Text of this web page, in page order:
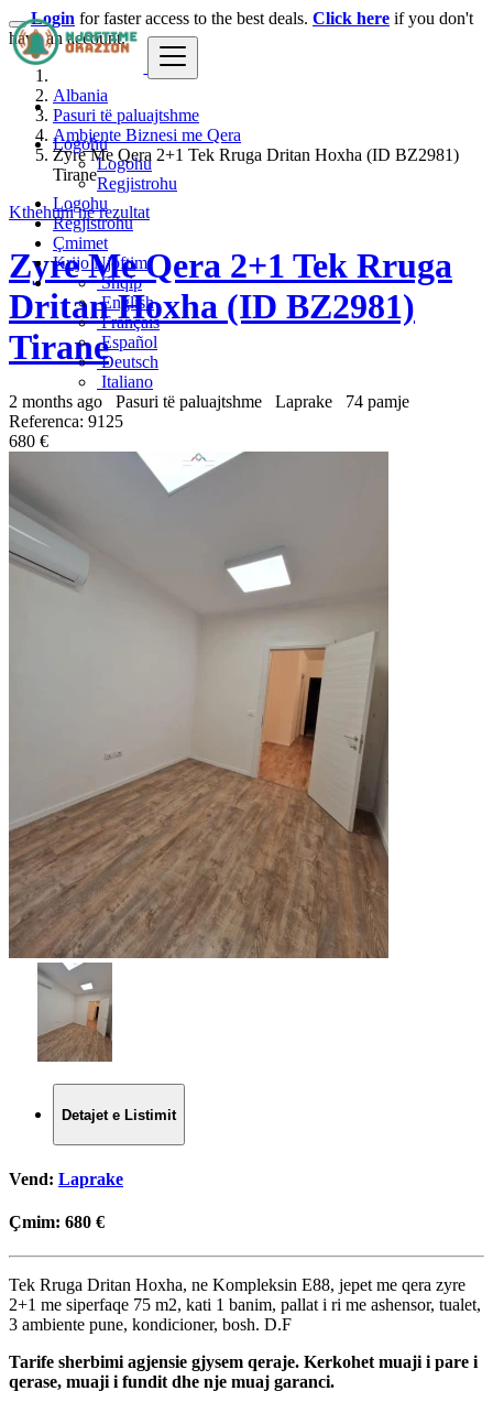
Logohu
Logohu
Regjistrohu
Logohu
Regjistrohu
Çmimet
Krijo Njoftim
Shqip
English
Français
Español
Deutsch
Italiano
Login for faster access to the best deals. Click here if you don't
have an account.
Albania
Pasuri të paluajtshme
Ambjente Biznesi me Qera
Zyre Me Qera 2+1 Tek Rruga Dritan Hoxha (ID BZ2981)
Tirane
Kthehuni ne rezultat
Zyre Me Qera 2+1 Tek Rruga
Dritan Hoxha (ID BZ2981)
Tirane
2 months ago Pasuri të paluajtshme Laprake
74 pamje
Referenca: 9125
680 €
Detajet e Listimit
Vend: Laprake
Çmim: 680 €
Tek Rruga Dritan Hoxha, ne Kompleksin E88, jepet me qera zyre
2+1 me siperfaqe 75 m2, kati 1 banim, pallat i ri me ashensor, tualet,
3 ambiente pune, kondicioner, bosh. D.F
Tarife sherbimi agjensie gjysem qeraje. Kerkohet muaji i pare i
qerase, muaji i fundit dhe nje muaj garanci.